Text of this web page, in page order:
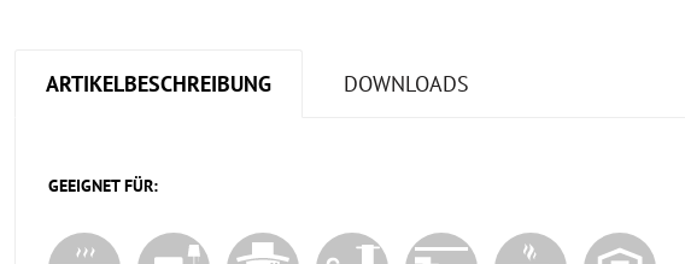
ARTIKELBESCHREIBUNG DOWNLOADS
GEEIGNET FÜR: